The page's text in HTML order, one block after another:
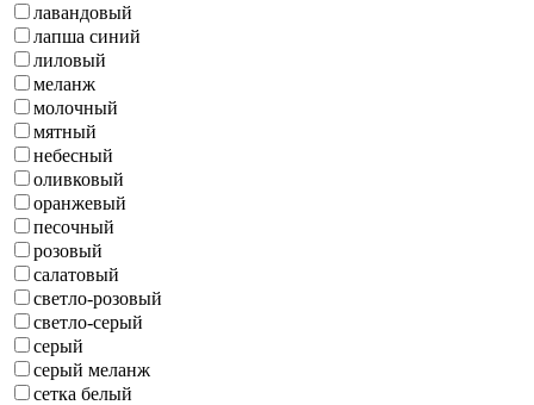
лавандовый
лапша синий
лиловый
меланж
молочный
мятный
небесный
оливковый
оранжевый
песочный
розовый
салатовый
светло-розовый
светло-серый
серый
серый меланж
сетка белый